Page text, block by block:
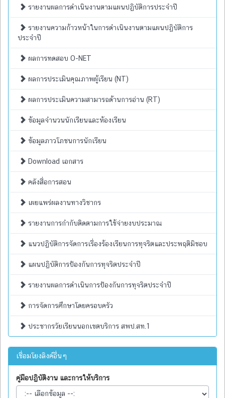
รายงานผลการดำเนินงานตามแผนปฏิบัติการประจำปี
รายงานความก้าวหน้าในการดำเนินงานตามแผนปฏิบัติการ
ประจำปี
ผลการทดสอบ O-NET
ผลการประเมินคุณภาพผู้เรียน (NT)
ผลการประเมินความสามารถด้านการอ่าน (RT)
ข้อมูลจำนวนนักเรียนและห้องเรียน
ข้อมูลภาวโภชนการนักเรียน
Download เอกสาร
คลังสื่อการสอน
เผยแพร่ผลงานทางวิชากร
รายงานการกำกับติดตามการใช้จ่ายงบประมาณ
แนวปฏิบัติการจัดการเรื่องร้องเรียนการทุจริตและประพฤติมิชอบ
แผนปฏิบัติการป้องกันการทุจริตประจำปี
รายงานผลการดำเนินการป้องกันการทุจริตประจำปี
การจัดการศึกษาโดยครอบครัว
ประชากรวัยเรียนนอกเขตบริการ สพป.สท.1
เชื่อมโยงลิงค์อื่นๆ
คู่มือปฏิบัติงาน และการให้บริการ